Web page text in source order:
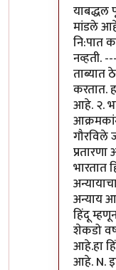
याबद्धल
मांडले
नि:पात
नव्हती.
ताब्यात
करतात.
आहे. २.
गौरविले
भारतात
अन्याय
हिंदू
शेकडो
आहे.हा
आहे. N.